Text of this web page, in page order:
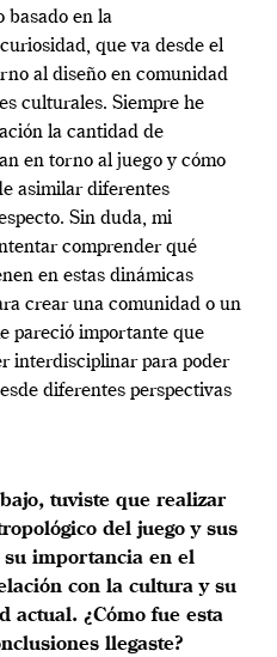
basado en la
que va desde el
al diseño en comunidad
culturales. Siempre he
la cantidad de
en torno al juego y cómo
asimilar diferentes
Sin duda, mi
comprender qué
en estas dinámicas
crear una comunidad o un
pareció importante que
interdisciplinar para poder
diferentes perspectivas
tuviste que realizar
del juego y sus
importancia en el
con la cultura y su
actual. ¿Cómo fue esta
llegaste?